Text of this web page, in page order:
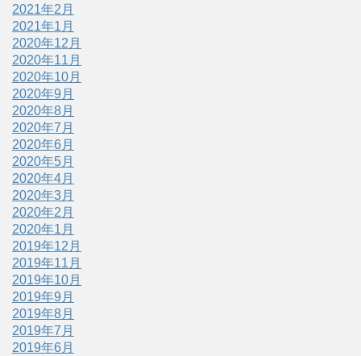
2021年2月
2021年1月
2020年12月
2020年11月
2020年10月
2020年9月
2020年8月
2020年7月
2020年6月
2020年5月
2020年4月
2020年3月
2020年2月
2020年1月
2019年12月
2019年11月
2019年10月
2019年9月
2019年8月
2019年7月
2019年6月